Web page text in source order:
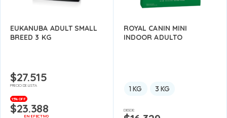
EUKANUBA ADULT SMALL
BREED 3 KG
$27.515
PRECIO DE LISTA
15% OFF
$23.388
EN EFECTIVO
ROYAL CANIN MINI
INDOOR ADULTO
1 KG 3 KG
DESDE: